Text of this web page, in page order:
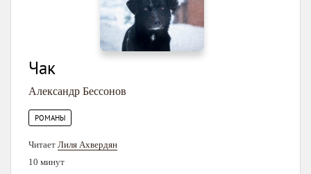
Чак
Александр Бессонов
РОМАНЫ
Читает Лиля Ахвердян
10 минут